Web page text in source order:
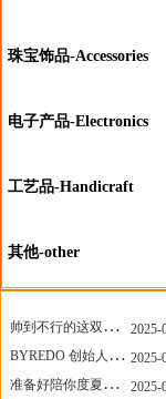
珠宝饰品-Accessories
电子产品-Electronics
工艺品-Handicraft
其他-other
帅到不行的这双跑鞋，其实藏着Nike第一位签约跑者的故事
2025-
BYREDO 创始人离任，也带走了那份灵魂感
2025-
准备好陪你度夏，nanamica x Suicoke 新联名来了
2025-